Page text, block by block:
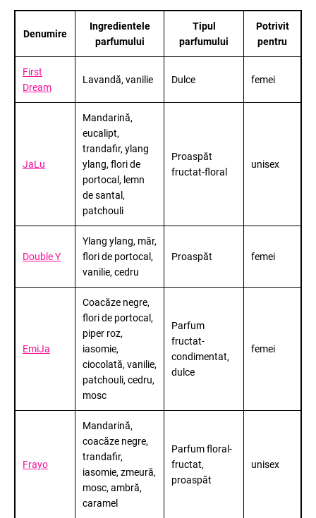
Denumire
Ingredientele
parfumului
Tipul
parfumului
Potrivit
pentru
First
Dream
Lavandă, vanilie Dulce femei
JaLu
Mandarină,
eucalipt,
trandafir, ylang
ylang, flori de
portocal, lemn
de santal,
patchouli
Proaspăt
fructat-floral
unisex
Double Y
Ylang ylang, măr,
flori de portocal,
vanilie, cedru
Proaspăt femei
EmiJa
Coacăze negre,
flori de portocal,
piper roz,
iasomie,
ciocolată, vanilie,
patchouli, cedru,
mosc
Parfum
fructat-
condimentat,
dulce
femei
Frayo
Mandarină,
coacăze negre,
trandafir,
iasomie, zmeură,
mosc, ambră,
caramel
Parfum floral-
fructat,
proaspăt
unisex